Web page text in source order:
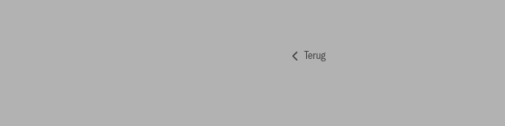
Terug